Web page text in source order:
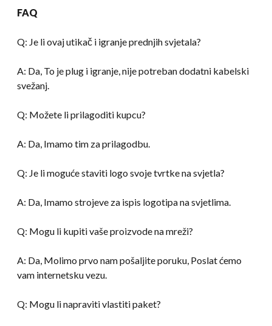
FAQ
Q: Je li ovaj utikač i igranje prednjih svjetala?
A: Da, To je plug i igranje, nije potreban dodatni kabelski
svežanj.
Q: Možete li prilagoditi kupcu?
A: Da, Imamo tim za prilagodbu.
Q: Je li moguće staviti logo svoje tvrtke na svjetla?
A: Da, Imamo strojeve za ispis logotipa na svjetlima.
Q: Mogu li kupiti vaše proizvode na mreži?
A: Da, Molimo prvo nam pošaljite poruku, Poslat ćemo
vam internetsku vezu.
Q: Mogu li napraviti vlastiti paket?